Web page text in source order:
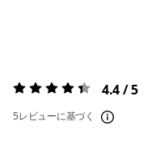
評価:4.4 / 5 4.4 / 5
5レビューに基づく